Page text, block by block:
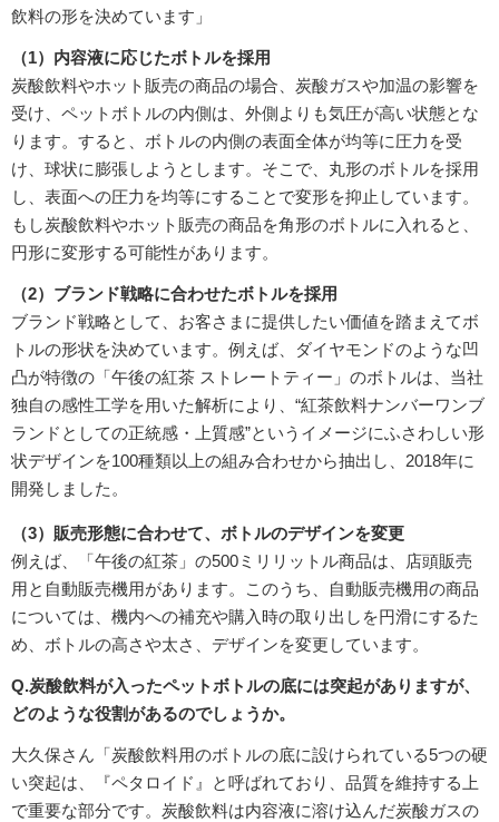
飲料の形を決めています」
（1）内容液に応じたボトルを採用
炭酸飲料やホット販売の商品の場合、炭酸ガスや加温の影響を
受け、ペットボトルの内側は、外側よりも気圧が高い状態とな
ります。すると、ボトルの内側の表面全体が均等に圧力を受
け、球状に膨張しようとします。そこで、丸形のボトルを採用
し、表面への圧力を均等にすることで変形を抑止しています。
もし炭酸飲料やホット販売の商品を角形のボトルに入れると、
円形に変形する可能性があります。
（2）ブランド戦略に合わせたボトルを採用
ブランド戦略として、お客さまに提供したい価値を踏まえてボ
トルの形状を決めています。例えば、ダイヤモンドのような凹
凸が特徴の「午後の紅茶 ストレートティー」のボトルは、当社
独自の感性工学を用いた解析により、“紅茶飲料ナンバーワンブ
ランドとしての正統感・上質感”というイメージにふさわしい形
状デザインを100種類以上の組み合わせから抽出し、2018年に
開発しました。
（3）販売形態に合わせて、ボトルのデザインを変更
例えば、「午後の紅茶」の500ミリリットル商品は、店頭販売
用と自動販売機用があります。このうち、自動販売機用の商品
については、機内への補充や購入時の取り出しを円滑にするた
め、ボトルの高さや太さ、デザインを変更しています。
Q.炭酸飲料が入ったペットボトルの底には突起がありますが、
どのような役割があるのでしょうか。
大久保さん「炭酸飲料用のボトルの底に設けられている5つの硬
い突起は、『ペタロイド』と呼ばれており、品質を維持する上
で重要な部分です。炭酸飲料は内容液に溶け込んだ炭酸ガスの